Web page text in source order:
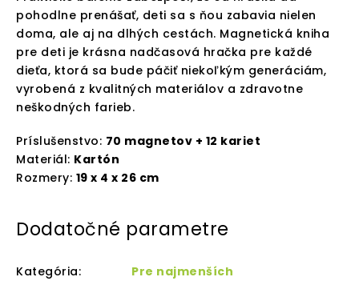
pohodlne prenášať, deti sa s ňou zabavia nielen
doma, ale aj na dlhých cestách. Magnetická kniha
pre deti je krásna nadčasová hračka pre každé
dieťa, ktorá sa bude páčiť niekoľkým generáciám,
vyrobená z kvalitných materiálov a zdravotne
neškodných farieb.
Príslušenstvo: 70 magnetov + 12 kariet
Materiál: Kartón
Rozmery: 19 x 4 x 26 cm
Dodatočné parametre
Kategória:
Pre najmenších